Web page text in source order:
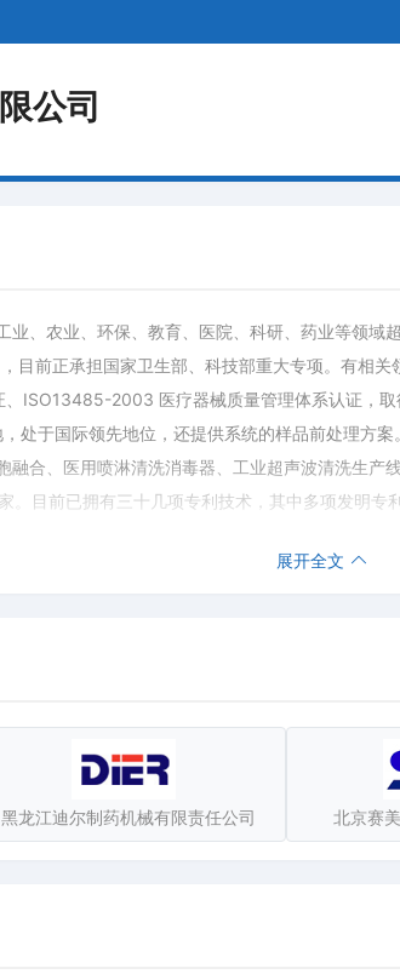
公司
、农业、环保、教育、医院、科研、药业等领
目前正承担国家卫生部、科技部重大专项。有相
ISO13485-2003 医疗器械质量管理体系认证，取
处于国际领先地位，还提供系统的样品前处理方
合、医用喷淋清洗消毒器、工业超声波清洗生产
。目前已拥有三十几项专利技术，其中多项发明
机[/url]
展开全文
黑龙江迪尔制药机械有限责任公司 北京赛